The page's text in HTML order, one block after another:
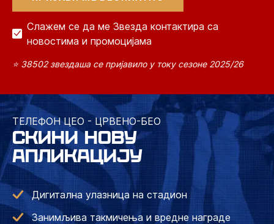
Слажем се да ме Звезда контактира са
новостима и промоцијама
⭐ 38502 звездаша се пријавило у току сезоне 2025/26
ТЕЛЕФОН ЦЕО - ЦРВЕНО-БЕО
СКИНИ НОВУ
АПЛИКАЦИЈУ
Дигитална улазница на стадион
Занимљива такмичења и вредне награде